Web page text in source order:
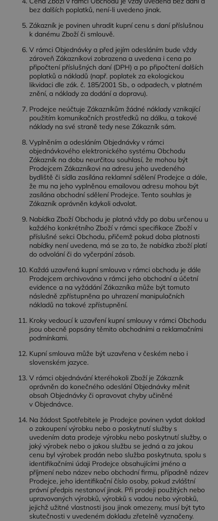
bez dalších poplatků, není-li uvedeno jinak.
Zákazník je povinen uhradit kupní cenu s daní příslušnou
k danému Zboží či smlouvě.
V rámci Objednávky a před jejím odesláním bude vždy
zároveň Zákazníkovi zobrazena a uvedena i cena po
připočtení příslušných daní (DPH) a po připočtení dalších
poplatků a nákladů (např. poplatek za ekologickou
likvidaci dle zák. č. 185/2001 Sb., o odpadech, v platném
znění, a náklady za dodání a dopravu).
Prodejce neúčtuje Zákazníkům žádné náklady vznikající
použitím komunikačních prostředků na dálku, a takové
náklady na své straně tedy nese Zákazník sám.
Vyplněním a odesláním Objednávky v rámci
objednávkového elektronického systému Obchodu
Zákazník na dobu neurčitou souhlasí, že mohou být
Prodejcem Zákazníkovi na adresu jeho uvedeného
bydliště či sídla zasílána reklamní sdělení Prodejce a dále,
že mu na jeho vyplněnou emailovou adresu mohou být
zasílána obchodní sdělení Prodejce. Tento souhlas je
Zákazník oprávněn kdykoli odvolat.
Nabídka Zboží Obchodu je platná vždy po dobu určenou u
každého konkrétního Zboží v rámci specifikace Zboží v
příslušné sekci Obchodu, přičemž pokud doba platnosti
nabídky není uvedena, má se za to, že nabídka zboží platí
do odvolání či do vyčerpání zásob.
Každá uzavřená kupní smlouva v rámci obchodu je dále
Prodejcem archivována v rámci jeho obchodní a účetní
evidence a na vyžádání Zákazníka může být tomuto
následně zpřístupněna po uhrazení manipulačních
nákladů na takové zpřístupnění.
Kroky vedoucí k uzavření kupní smlouvy v rámci Obchodu
jsou obecně popsány těmito obchodními a reklamačními
podmínkami.
Kupní smlouva může být uzavřena v českém nebo i
slovenském jazyce.
V rámci objednávání kteréhokoli Zboží je Zákazník
oprávněn do konečného odeslání Objednávky měnit
obsah Objednávky či opravovat chyby učiněné
v Objednávce.
Na žádost Spotřebitele je Prodejce povinen vydat doklad
o zakoupení výrobku nebo o poskytnutí služby s
uvedením data prodeje výrobku nebo poskytnutí služby, o
jaký výrobek nebo o jakou službu se jedná a za jakou
cenu byl výrobek prodán nebo služba poskytnuta, spolu s
identifikačními údaji Prodejce obsahujícími jméno a
příjmení nebo název nebo obchodní firmu, případně název
Prodejce, jeho identifikační číslo osoby, pokud zvláštní
právní předpis nestanoví jinak. Při prodeji použitých nebo
upravovaných výrobků, výrobků s vadou nebo výrobků,
jejichž užitné vlastnosti jsou jinak omezeny, musí být tyto
skutečnosti v uvedeném dokladu zřetelně vyznačeny.